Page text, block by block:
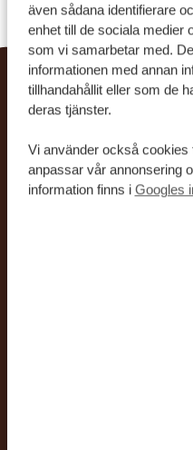
även sådana identifierare
enhet till de sociala medier
som vi samarbetar med.
informationen med annan
tillhandahållit eller som de
deras tjänster.
Vi använder också cookies
anpassar vår annonsering
information finns i Googles
Därför ska
Privata proffsguider,